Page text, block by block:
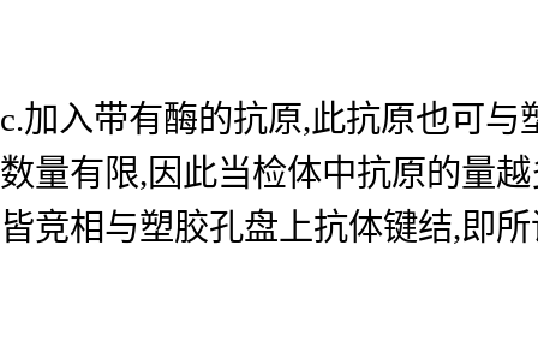
c.加入带有酶的抗原,此抗原也可
数量有限,因此当检体中抗原的量
皆竞相与塑胶孔盘上抗体键结,即